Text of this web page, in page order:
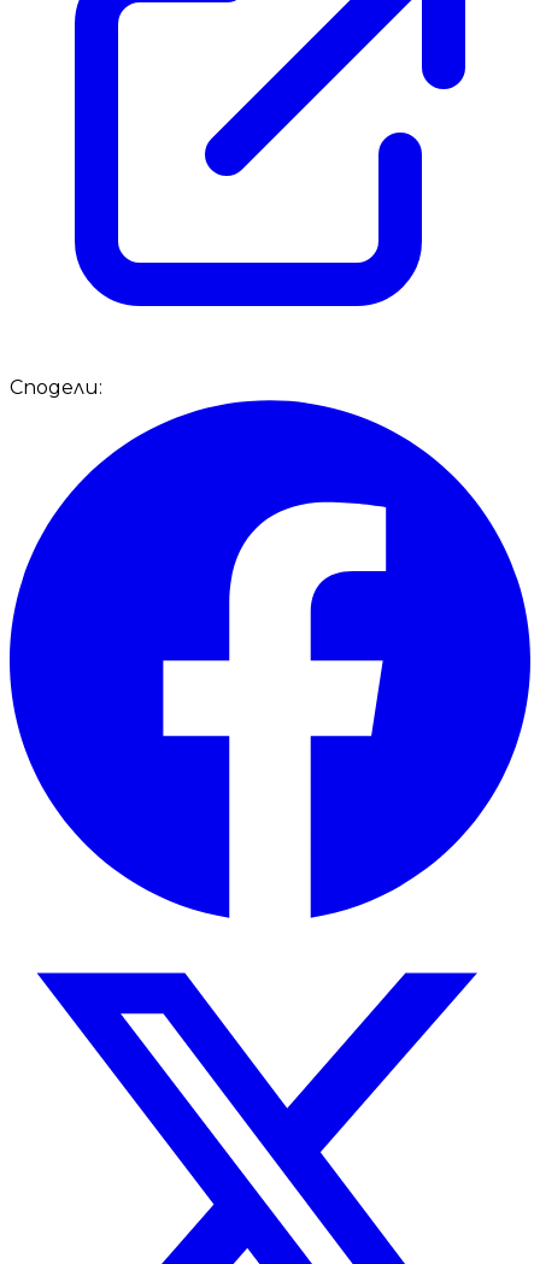
Сподели: